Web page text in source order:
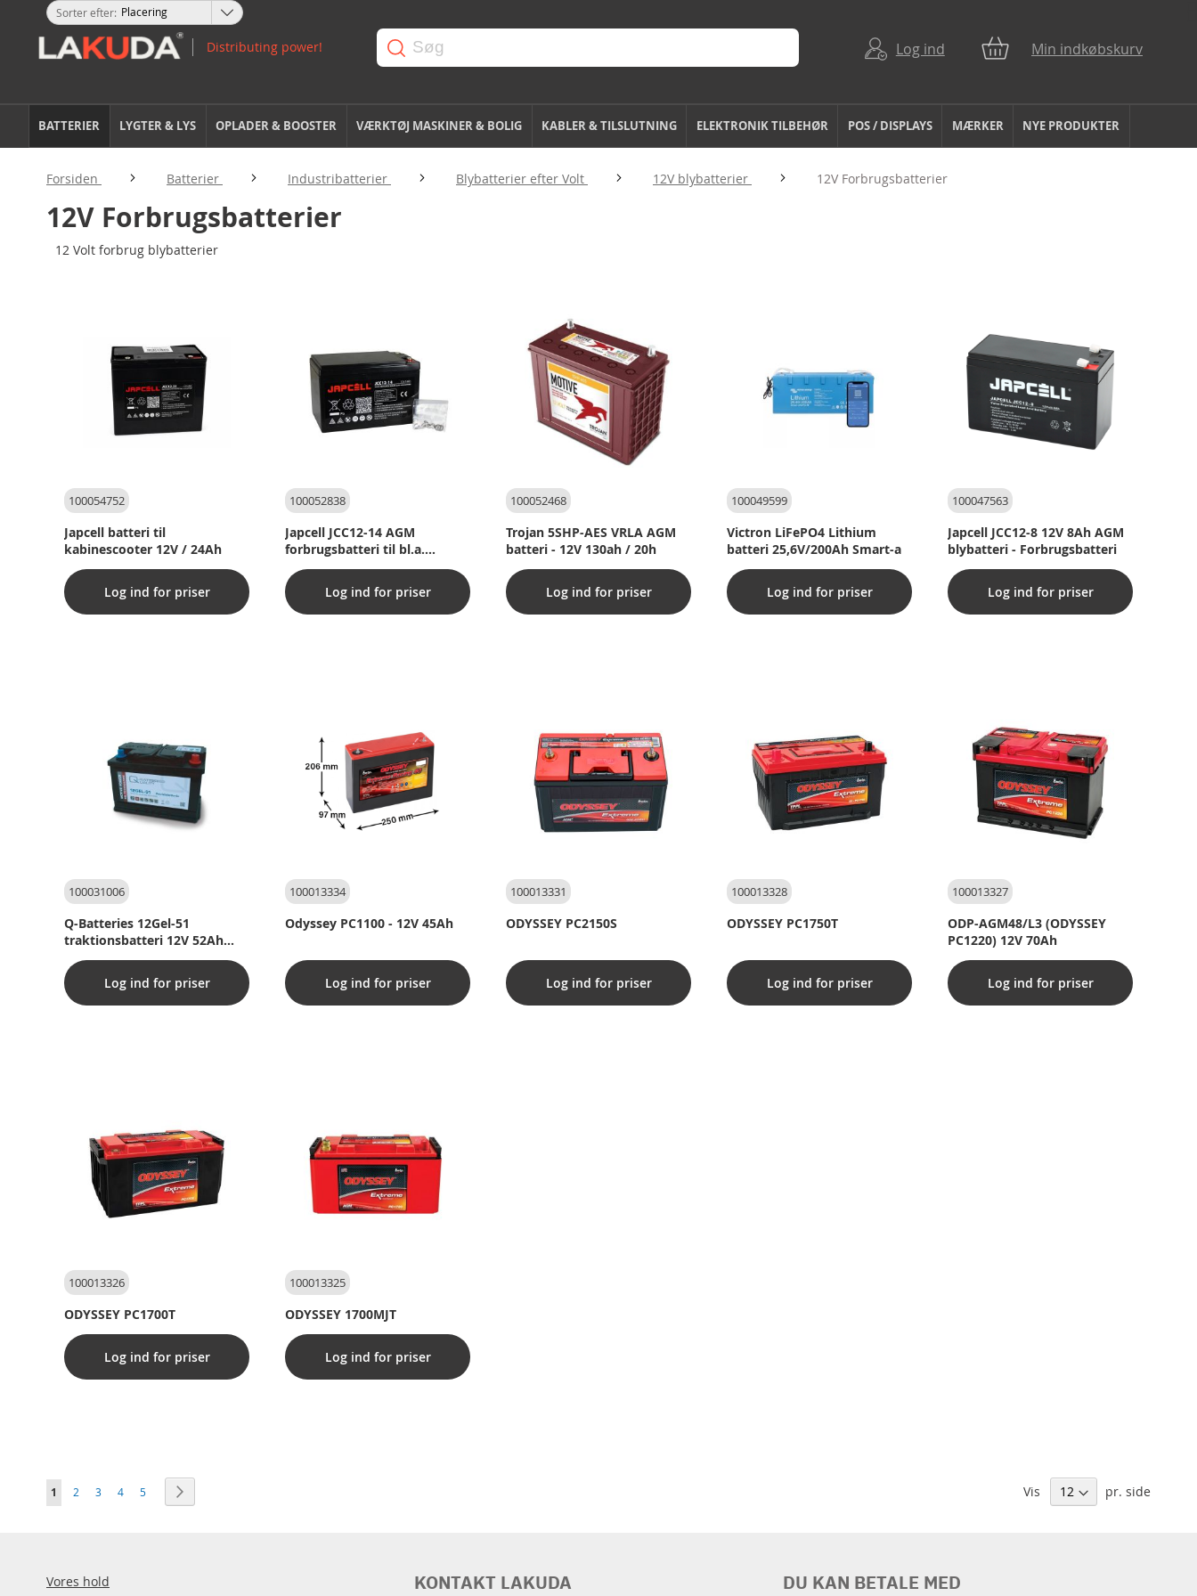
Log ind Min indkøbskurv
BATTERIER LYGTER & LYS OPLADER & BOOSTER VÆRKTØJ MASKINER & BOLIG KABLER & TILSLUTNING ELEKTRONIK TILBEHØR POS / DISPLAYS MÆRKER NYE PRODUKTER
Forsiden Batterier Industribatterier Blybatterier efter Volt 12V blybatterier 12V Forbrugsbatterier
12V Forbrugsbatterier
12 Volt forbrug blybatterier
Sorter efter
100054752
Japcell batteri til
kabinescooter 12V / 24Ah
Log ind for priser
100052838
Japcell JCC12-14 AGM
forbrugsbatteri til bl.a.
mindre el-drevne køretøjer
og maskiner
Log ind for priser
100052468
Trojan 5SHP-AES VRLA AGM
batteri - 12V 130ah / 20h
Log ind for priser
100049599
Victron LiFePO4 Lithium
batteri 25,6V/200Ah Smart-a
Log ind for priser
100047563
Japcell JCC12-8 12V 8Ah AGM
blybatteri - Forbrugsbatteri
Log ind for priser
100031006
Q-Batteries 12Gel-51
traktionsbatteri 12V 52Ah
(5h) , 60Ah (20h)
Log ind for priser
100013334
Odyssey PC1100 - 12V 45Ah
Log ind for priser
100013331
ODYSSEY PC2150S
Log ind for priser
100013328
ODYSSEY PC1750T
Log ind for priser
100013327
ODP-AGM48/L3 (ODYSSEY
PC1220) 12V 70Ah
Log ind for priser
100013326
ODYSSEY PC1700T
Log ind for priser
100013325
ODYSSEY 1700MJT
Log ind for priser
Side
Du læser i øjeblikket side
1 Side
2 Side
3 Side
4 Side
5 Vis pr. side
Vores hold DU KAN BETALE MED
KONTAKT LAKUDA